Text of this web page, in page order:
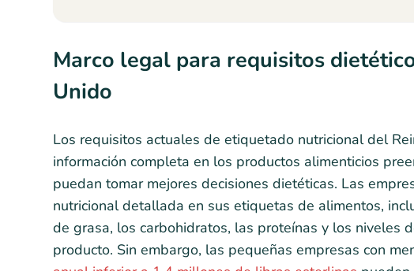
Marco legal para requisitos
Unido
Los requisitos actuales de etiquetado nutricional del
información completa en los productos alimenticios
puedan tomar mejores decisiones dietéticas. Las
nutricional detallada en sus etiquetas de alimentos,
de grasa, los carbohidratos, las proteínas y los niveles
producto. Sin embargo, las pequeñas empresas con